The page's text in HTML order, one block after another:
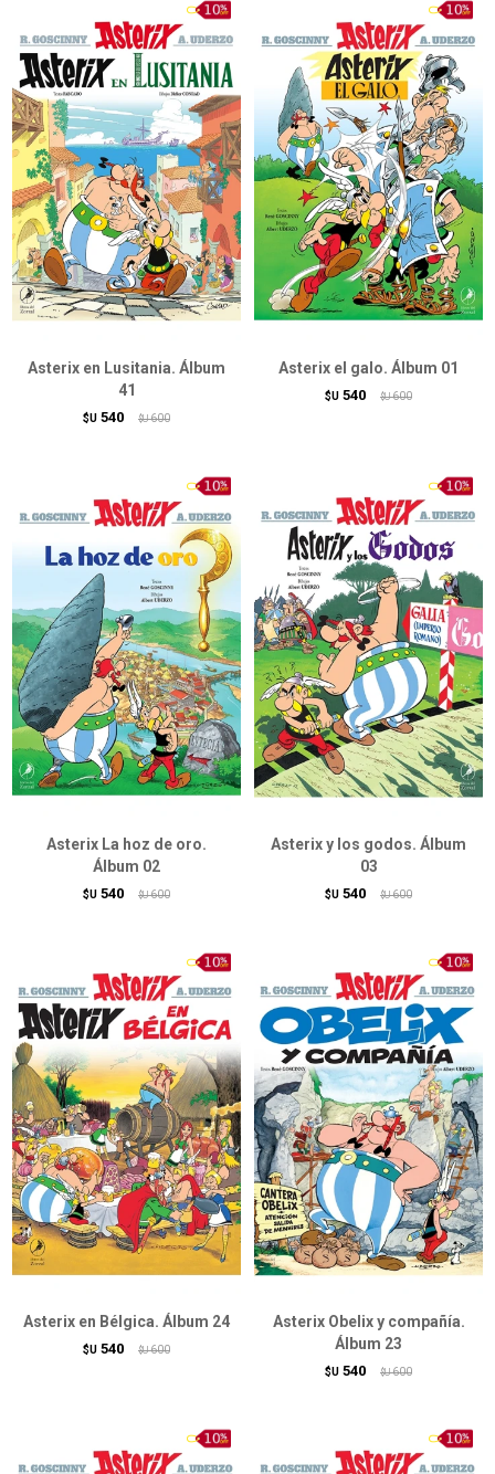
Asterix en Lusitania. Álbum
41
$U 540 $U 600
Asterix el galo. Álbum 01
$U 540 $U 600
Asterix La hoz de oro.
Álbum 02
$U 540 $U 600
Asterix y los godos. Álbum
03
$U 540 $U 600
Asterix en Bélgica. Álbum 24
$U 540 $U 600
Asterix Obelix y compañía.
Álbum 23
$U 540 $U 600